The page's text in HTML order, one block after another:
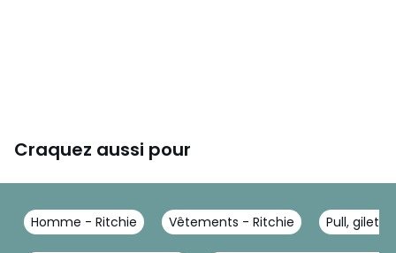
Craquez aussi pour
Homme - Ritchie Vêtements - Ritchie Pull, gilet -